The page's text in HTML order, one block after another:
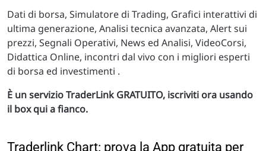
Dati di borsa, Simulatore di Trading, Grafici interattivi di
ultima generazione, Analisi tecnica avanzata, Alert sui
prezzi, Segnali Operativi, News ed Analisi, VideoCorsi,
Didattica Online, incontri dal vivo con i migliori esperti
di borsa ed investimenti .
È un servizio TraderLink GRATUITO, iscriviti ora usando
il box qui a fianco.
Traderlink Chart: prova la App gratuita per